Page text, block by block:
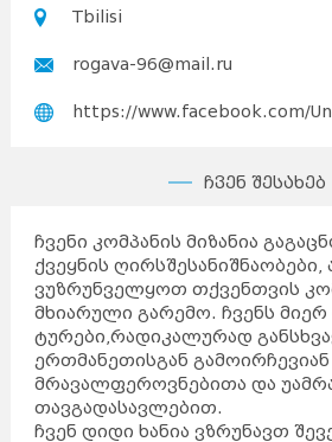
Tbilisi
rogava-96@mail.ru
https://www.facebook.com/
ჩვენ შესახებ
ჩვენი კომპანის მიზანია
ქვეყნის
ვუზრუნველყოთ თქვენთვის
მხიარული გარემო. ჩვენს
ტურები,რადიკალურად
ერთმანეთისგან გამოირჩევიან
მრავალფეროვნებითა და
თავგადასავლებით.
ჩვენ დიდი ხანია ვზრუნავთ